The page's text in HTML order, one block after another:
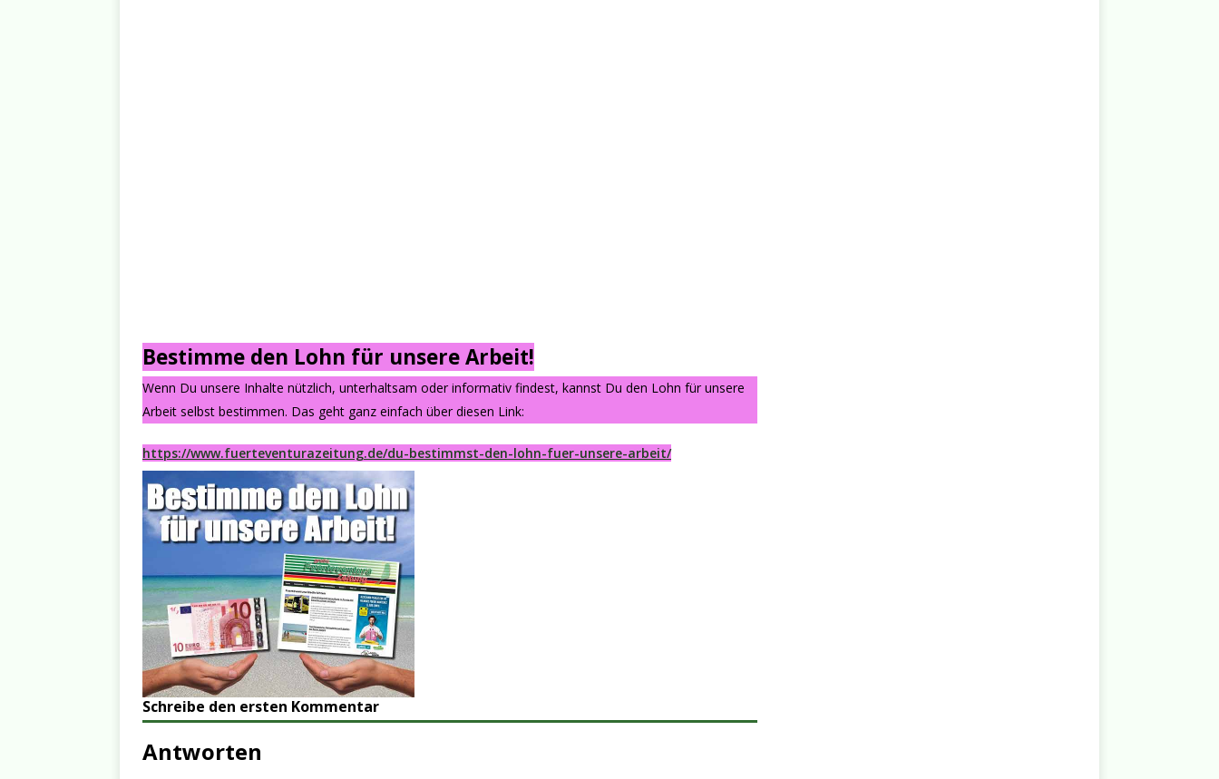
Bestimme den Lohn für unsere Arbeit!
Wenn Du unsere Inhalte nützlich, unterhaltsam oder informativ findest, kannst Du den Lohn für unsere
Arbeit selbst bestimmen. Das geht ganz einfach über diesen Link:
https://www.fuerteventurazeitung.de/du-bestimmst-den-lohn-fuer-unsere-arbeit/
Schreibe den ersten Kommentar
Antworten